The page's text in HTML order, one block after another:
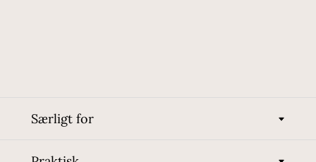
Særligt for